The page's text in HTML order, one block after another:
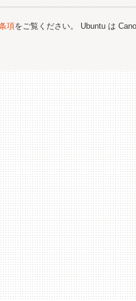
項をご覧ください。 Ubuntu は